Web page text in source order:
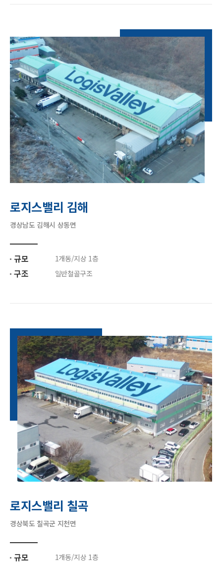
로지스밸리 김해
경상남도 김해시 상동면
규모 1개동/지상 1층
구조 일반철골구조
로지스밸리 칠곡
경상북도 칠곡군 지천면
규모 1개동/지상 1층